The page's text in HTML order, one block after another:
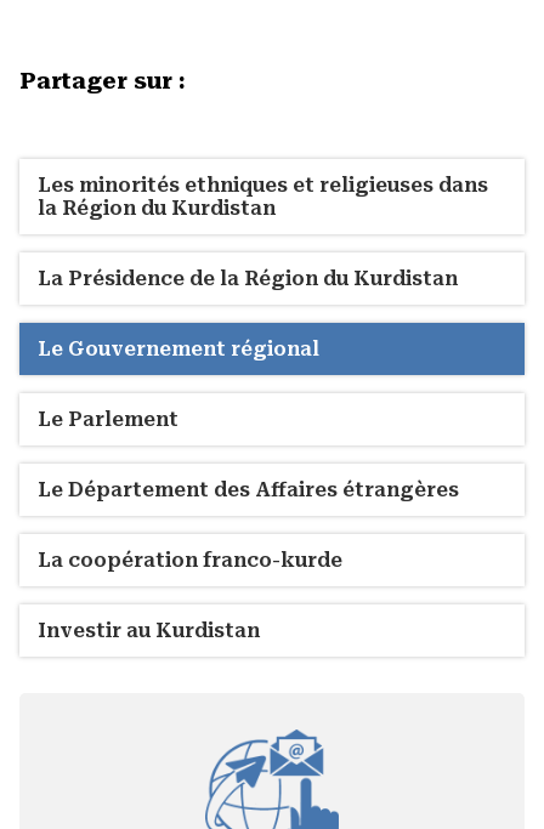
Les minorités ethniques et religieuses dans
la Région du Kurdistan
La Présidence de la Région du Kurdistan
Le Gouvernement régional
Le Parlement
Le Département des Affaires étrangères
La coopération franco-kurde
Investir au Kurdistan
Partager sur :